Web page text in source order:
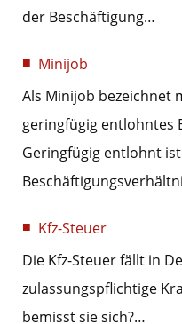
der Beschäftigung…
Minijob
Als Minijob bezeichnet
geringfügig entlohntes
Geringfügig entlohnt
Kfz-Steuer
Die Kfz-Steuer fällt in
zulassungspflichtige
bemisst sie sich?…